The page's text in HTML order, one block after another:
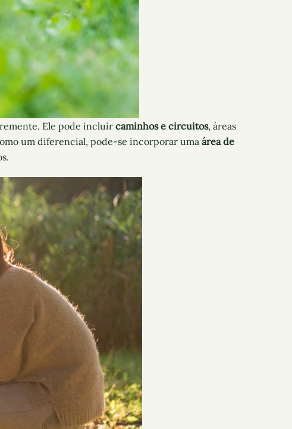
Ele pode incluir caminhos e circuitos, áreas
um diferencial, pode-se incorporar uma área de